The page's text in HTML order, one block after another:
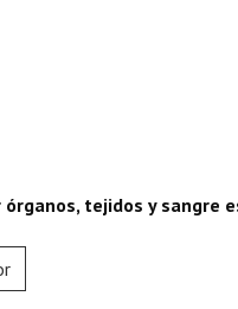
órganos, tejidos y sangre